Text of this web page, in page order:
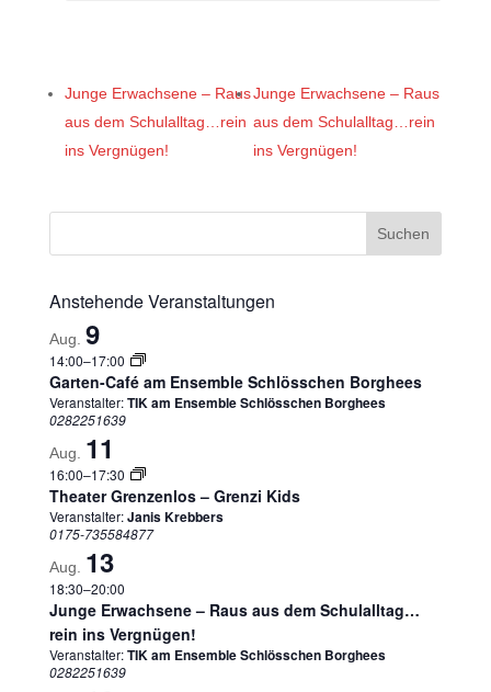
Junge Erwachsene – Raus
aus dem Schulalltag…rein
ins Vergnügen!
Junge Erwachsene – Raus
aus dem Schulalltag…rein
ins Vergnügen!
Anstehende Veranstaltungen
Aug. 9
14:00–17:00
Garten-Café am Ensemble Schlösschen Borghees
Veranstalter:TIK am Ensemble Schlösschen Borghees
0282251639
Aug. 11
16:00–17:30
Theater Grenzenlos – Grenzi Kids
Veranstalter:Janis Krebbers
0175-735584877
Aug. 13
18:30–20:00
Junge Erwachsene – Raus aus dem Schulalltag…
rein ins Vergnügen!
Veranstalter:TIK am Ensemble Schlösschen Borghees
0282251639